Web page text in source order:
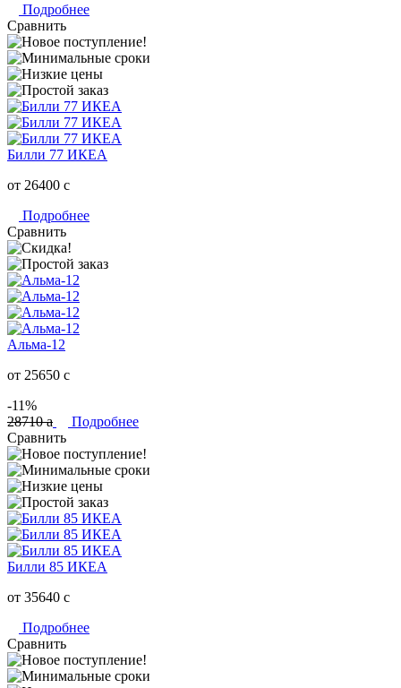
Подробнее
Сравнить
Билли 77 ИКЕА
от 26400 c
Подробнее
Сравнить
Альма-12
от 25650 c
-11%
28710a
Подробнее
Сравнить
Билли 85 ИКЕА
от 35640 c
Подробнее
Сравнить